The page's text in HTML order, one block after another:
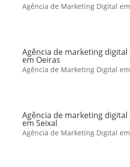
Agência de Marketing Digital
Agência de marketing
em Oeiras
Agência de Marketing Digital
Agência de marketing
em Seixal
Agência de Marketing Digital